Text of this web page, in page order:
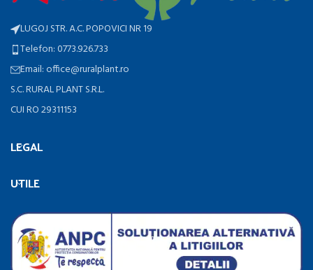
LUGOJ STR. A.C. POPOVICI NR 19
Telefon: 0773.926.733
Email: office@ruralplant.ro
S.C. RURAL PLANT S.R.L.
CUI RO 29311153
LEGAL
UTILE